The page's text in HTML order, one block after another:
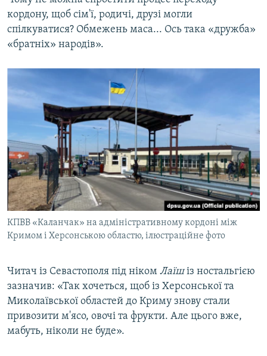
кордону, щоб сім'ї, родичі, друзі могли
спілкуватися? Обмежень маса... Ось така «дружба»
«братніх» народів».
КПВВ «Каланчак» на адміністративному кордоні між
Кримом і Херсонською областю, ілюстраційне фото
Читач із Севастополя під ніком Лаїшіз ностальгією
зазначив: «Так хочеться, щоб із Херсонської та
Миколаївської областей до Криму знову стали
привозити м'ясо, овочі та фрукти. Але цього вже,
мабуть, ніколи не буде».